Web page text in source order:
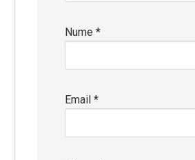
Nume*
Email*